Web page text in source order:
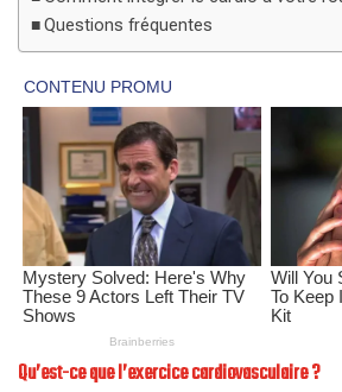
Questions fréquentes
Qu’est-ce que l’exercice cardiovasculaire ?